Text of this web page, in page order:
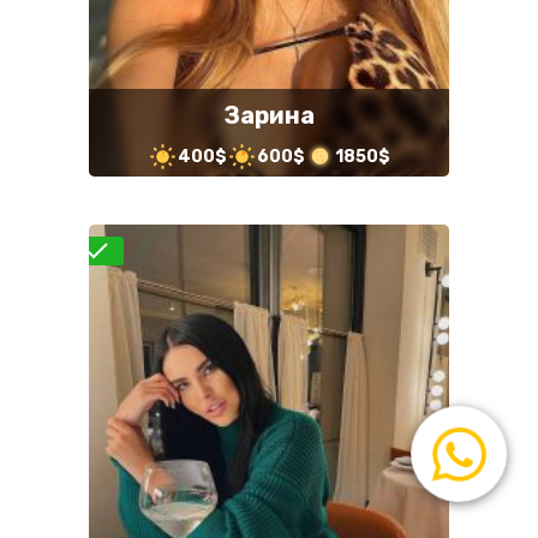
Зарина
400$ 600$ 1850$